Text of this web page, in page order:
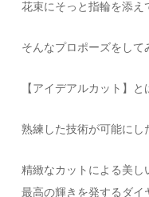
花束にそっと指輪を添え
そんなプロポーズをして
【アイデアルカット】と
熟練した技術が可能にし
精緻なカットによる美し
最高の輝きを発するダイ